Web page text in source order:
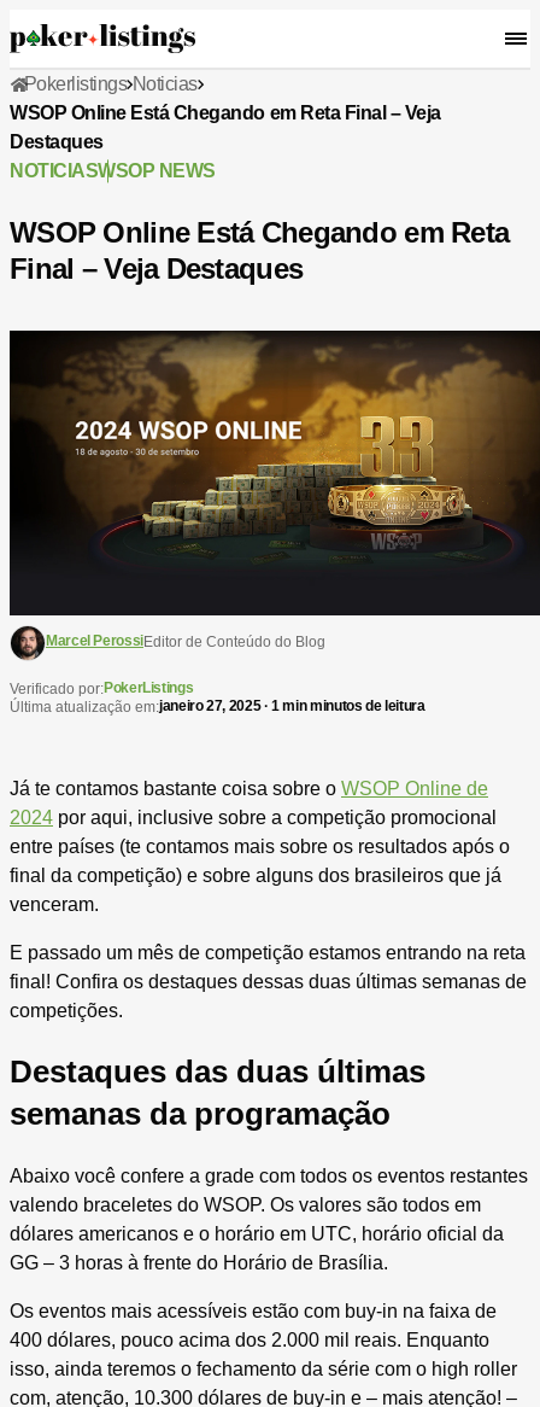
Pokerlistings Noticias
WSOP Online Está Chegando em Reta Final – Veja
Destaques
NOTICIASWSOP NEWS
WSOP Online Está Chegando em Reta
Final – Veja Destaques
Marcel PerossiEditor de Conteúdo do Blog
Verificado por:PokerListings
Última atualização em:janeiro 27, 2025 · 1 min minutos de leitura
Já te contamos bastante coisa sobre o WSOP Online de
2024 por aqui, inclusive sobre a competição promocional
entre países (te contamos mais sobre os resultados após o
final da competição) e sobre alguns dos brasileiros que já
venceram.
E passado um mês de competição estamos entrando na reta
final! Confira os destaques dessas duas últimas semanas de
competições.
Destaques das duas últimas
semanas da programação
Abaixo você confere a grade com todos os eventos restantes
valendo braceletes do WSOP. Os valores são todos em
dólares americanos e o horário em UTC, horário oficial da
GG – 3 horas à frente do Horário de Brasília.
Os eventos mais acessíveis estão com buy-in na faixa de
400 dólares, pouco acima dos 2.000 mil reais. Enquanto
isso, ainda teremos o fechamento da série com o high roller
com, atenção, 10.300 dólares de buy-in e – mais atenção! –